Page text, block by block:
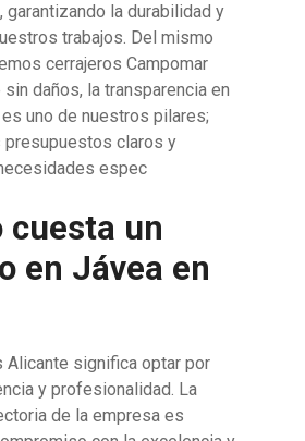
garantizando la durabilidad y
trabajos. Del mismo
cerrajeros Campomar
daños, la transparencia en
uno de nuestros pilares;
presupuestos claros y
espec
cuesta un
en Jávea en
Alicante significa optar por
y profesionalidad. La
de la empresa es